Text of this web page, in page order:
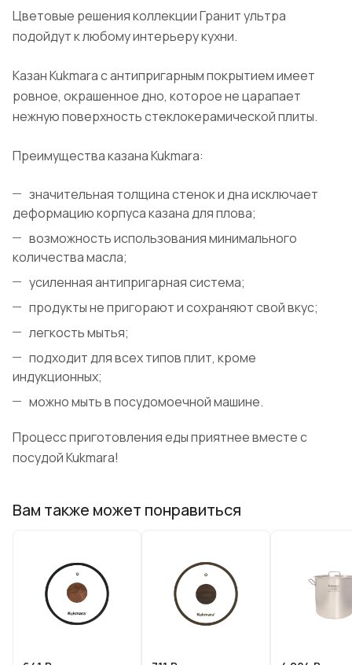
Цветовые решения коллекции Гранит ультра
подойдут к любому интерьеру кухни.
Казан Kukmara с антипригарным покрытием имеет
ровное, окрашенное дно, которое не царапает
нежную поверхность стеклокерамической плиты.
Преимущества казана Kukmara:
значительная толщина стенок и дна исключает
деформацию корпуса казана для плова;
возможность использования минимального
количества масла;
усиленная антипригарная система;
продукты не пригорают и сохраняют свой вкус;
легкость мытья;
подходит для всех типов плит, кроме
индукционных;
можно мыть в посудомоечной машине.
Процесс приготовления еды приятнее вместе с
посудой Kukmara!
Вам также может понравиться